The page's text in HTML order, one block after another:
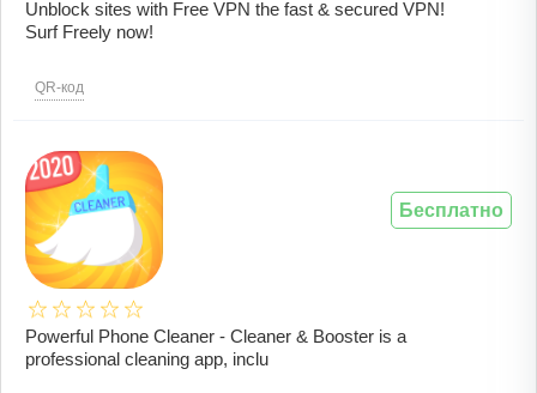
Unblock sites with Free VPN the fast & secured VPN!
Surf Freely now!
QR-код
Powerful Phone Cleaner - Cleaner & Booster is a
professional cleaning app, inclu
Бесплатно